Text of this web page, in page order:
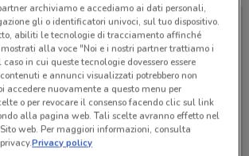
archiviamo e accediamo ai dati personali,
gli o identificatori univoci, sul tuo dispositivo.
abiliti le tecnologie di tracciamento affinché
alla voce "Noi e i nostri partner trattiamo i
in cui queste tecnologie dovessero essere
e annunci visualizzati potrebbero non
accedere nuovamente a questo menu per
o per revocare il consenso facendo clic sul link
alla pagina web. Tali scelte avranno effetto nel
web. Per maggiori informazioni, consulta
Privacy policy